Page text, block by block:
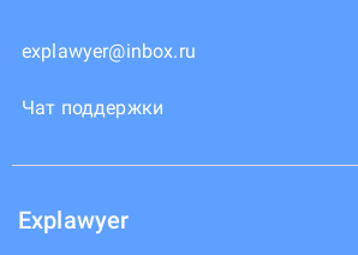
explawyer@inbox.ru
Чат поддержки
Explawyer